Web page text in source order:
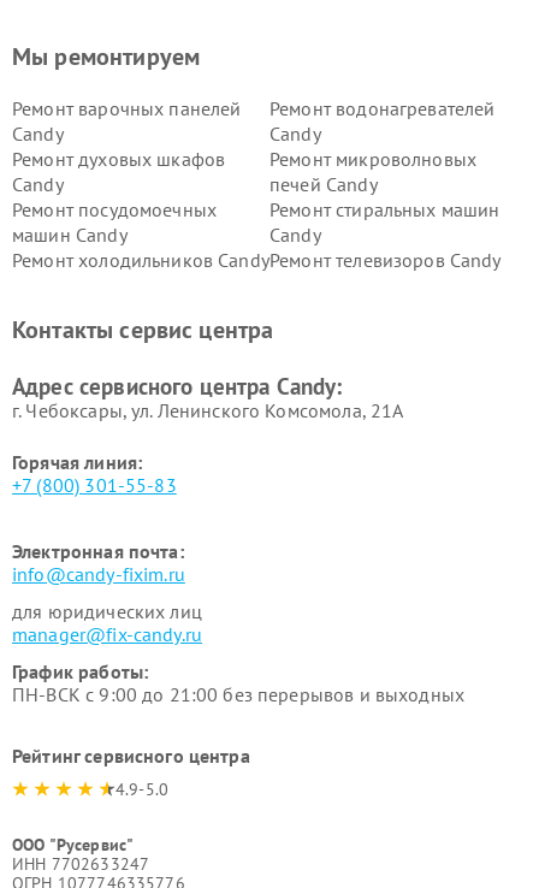
Мы ремонтируем
Ремонт варочных панелей
Candy
Ремонт водонагревателей
Candy
Ремонт духовых шкафов
Candy
Ремонт микроволновых
печей Candy
Ремонт посудомоечных
машин Candy
Ремонт стиральных машин
Candy
Ремонт холодильников CandyРемонт телевизоров Candy
Контакты сервис центра
Адрес сервисного центра Candy:
г. Чебоксары, ул. Ленинского Комсомола, 21А
Горячая линия:
+7 (800) 301-55-83
Электронная почта:
info@candy-fixim.ru
для юридических лиц
manager@fix-candy.ru
График работы:
ПН-ВСК с 9:00 до 21:00 без перерывов и выходных
Рейтинг сервисного центра
4.9-5.0
ООО "Русервис"
ИНН 7702633247
ОГРН 1077746335776